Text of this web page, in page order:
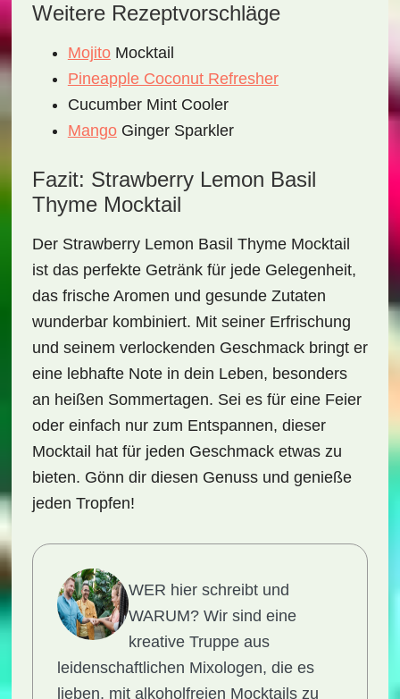
Weitere Rezeptvorschläge
MojitoMocktail
Pineapple Coconut Refresher
Cucumber Mint Cooler
MangoGinger Sparkler
Fazit: Strawberry Lemon Basil
Thyme Mocktail
Der Strawberry Lemon Basil Thyme Mocktail
ist das perfekte Getränk für jede Gelegenheit,
das frische Aromen und gesunde Zutaten
wunderbar kombiniert. Mit seiner Erfrischung
und seinem verlockenden Geschmack bringt er
eine lebhafte Note in dein Leben, besonders
an heißen Sommertagen. Sei es für eine Feier
oder einfach nur zum Entspannen, dieser
Mocktail hat für jeden Geschmack etwas zu
bieten. Gönn dir diesen Genuss und genieße
jeden Tropfen!
WER hier schreibt und
WARUM?Wir sind eine
kreative Truppe aus
leidenschaftlichen Mixologen, die es
lieben, mit alkoholfreien Mocktails zu